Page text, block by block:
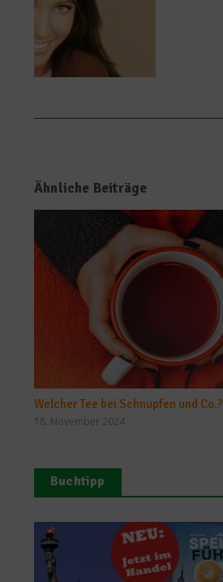
Ähnliche Beiträge
Welcher Tee bei Schnupfen und Co.?
18. November 2024
Buchtipp